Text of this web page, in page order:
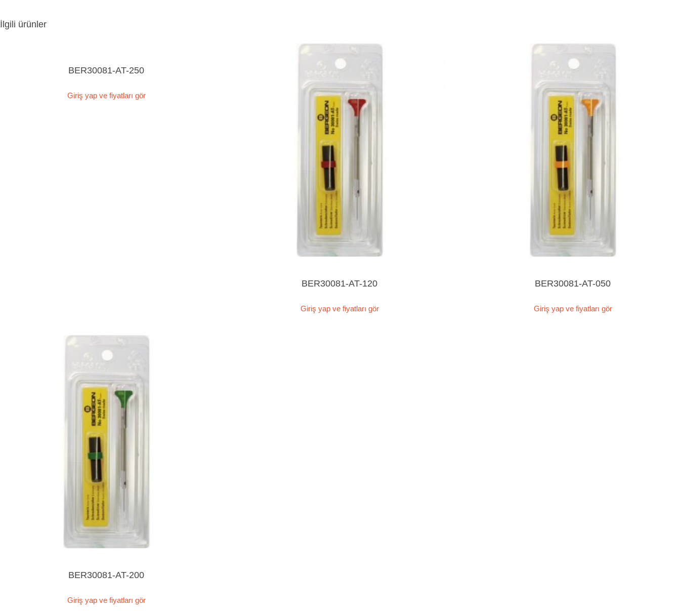
İlgili ürünler
BER30081-AT-250
Giriş yap ve fiyatları gör
BER30081-AT-120
Giriş yap ve fiyatları gör
BER30081-AT-050
Giriş yap ve fiyatları gör
BER30081-AT-200
Giriş yap ve fiyatları gör